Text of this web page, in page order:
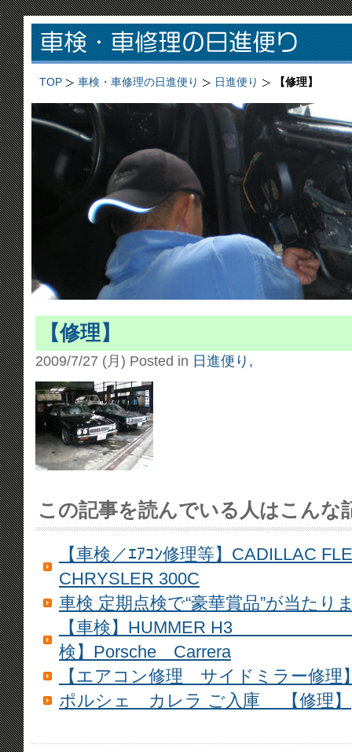
TOP 車検・車修理の日進便り 日進便り 【修理】
【修理】
2009/7/27 (月) Posted in 日進便り,
この記事を読んでいる人はこんな
【車検／ｴｱｺﾝ修理等】CADILLAC
CHRYSLER 300C
車検 定期点検で“豪華賞品”が当たり
【車検】
検】Porsche Carrera
【エアコン修理 サイドミラー修理
ポルシェ カレラ ご入庫 【修理】